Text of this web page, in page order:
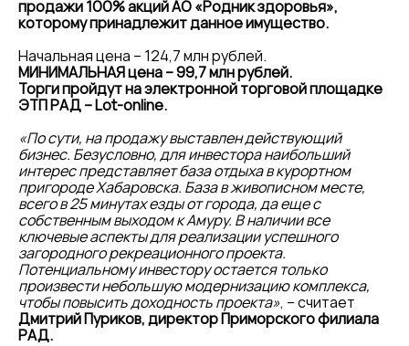
продажи 100% акций АО «Родник здоровья»,
которому принадлежит данное имущество.
Начальная цена – 124,7 млн рублей.
МИНИМАЛЬНАЯ цена – 99,7 млн рублей.
Торги пройдут на электронной торговой площадке
ЭТП РАД –Lot-online.
«По сути, на продажу выставлен действующий
бизнес. Безусловно, для инвестора наибольший
интерес представляет база отдыха в курортном
пригороде Хабаровска. База в живописном месте,
всего в 25 минутах езды от города, да еще с
собственным выходом к Амуру. В наличии все
ключевые аспекты для реализации успешного
загородного рекреационного проекта.
Потенциальному инвестору остается только
произвести небольшую модернизацию комплекса,
чтобы повысить доходность проекта», – считает
Дмитрий Пуриков, директор Приморского филиала
РАД.